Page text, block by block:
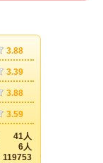
3.88
3.39
3.88
3.59
41人
6人
119753